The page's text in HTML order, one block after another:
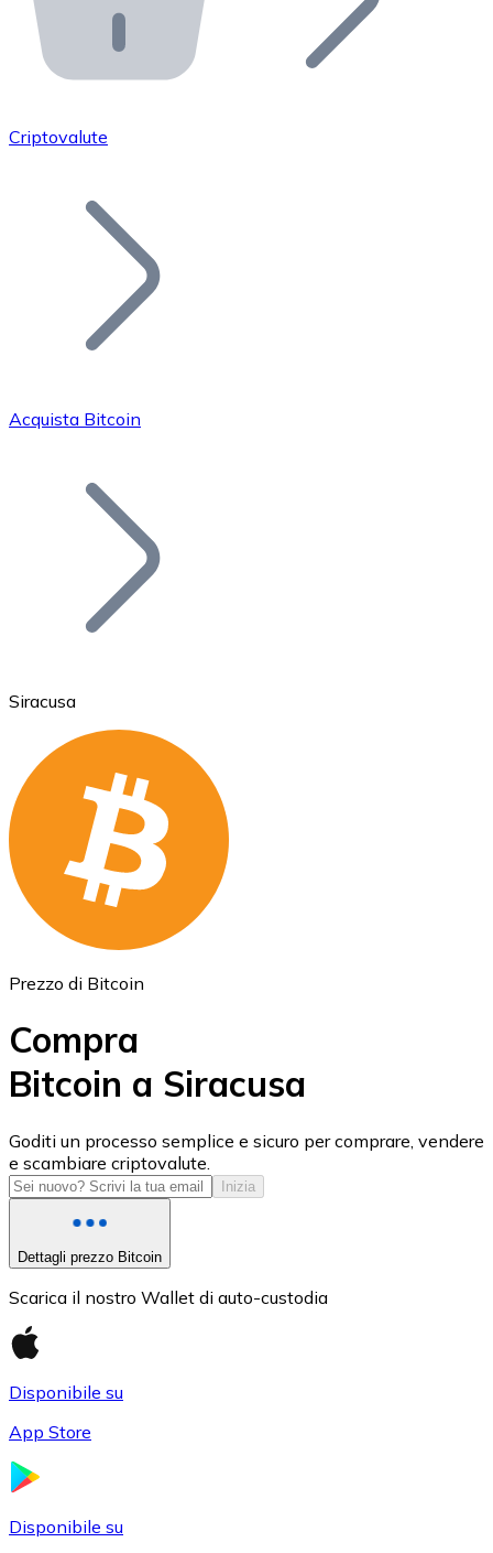
API Bitnovo
Integra la nostra API nel tuo ecosistema.
Unisciti alla nostra rete di rivenditori e
Aggiungi il token del tuo progetto al nostro servizio di
Bitcoin
Ethereum
ETH
USD Coin
USDC
Criptovalute
Acquista Bitcoin
Siracusa
Prezzo di Bitcoin
Compra
Bitcoin a Siracusa
Goditi un processo semplice e sicuro per comprare, vendere
e scambiare criptovalute.
Inizia
Dettagli prezzo Bitcoin
Scarica il nostro Wallet di auto-custodia
Disponibile su
App Store
Disponibile su